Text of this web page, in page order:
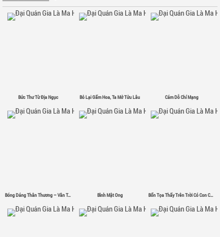
Bức Thư Từ Địa Ngục Bỏ Lại Gấm Hoa, Ta Mở Tửu Lâu Cám Dỗ Chí Mạng
Bóng Dáng Thân Thương – Vân Tân Bình Mật Ong Bổn Tọa Thấy Trên Trời Có Con Chim Sắt Σ( ゜- ゜)